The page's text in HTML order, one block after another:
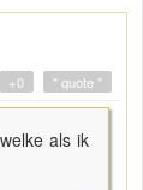
" quote "
+0
als ik